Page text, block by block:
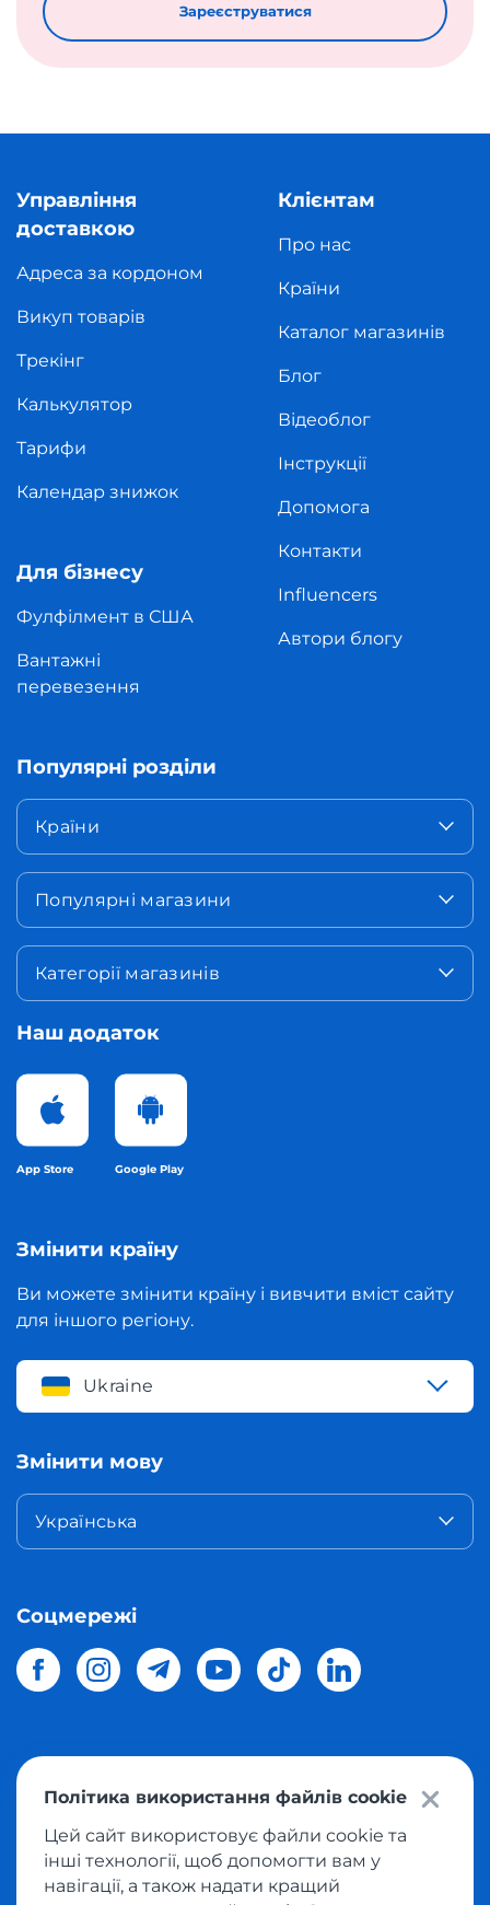
Зареєструватися
Управління
доставкою
Адреса за кордоном
Викуп товарів
Трекінг
Калькулятор
Тарифи
Календар знижок
Для бізнесу
Фулфілмент в США
Вантажні
перевезення
Клієнтам
Про нас
Країни
Каталог магазинів
Блог
Відеоблог
Інструкції
Допомога
Контакти
Influencers
Автори блогу
Популярні розділи
Країни
Популярні магазини
Категорії магазинів
Наш додаток
App Store Google Play
Змінити країну
Ви можете змінити країну і вивчити вміст сайту
для іншого регіону.
Ukraine
Змінити мову
Українська
Соцмережі
магазинів світу в Україну.Всі права захищені
Політика конфіденційності
Публічна оферта
Політика використання файлів cookie
Цей сайт використовує файли cookie та
інші технології, щоб допомогти вам у
навігації, а також надати кращий